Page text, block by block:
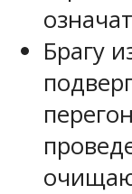
Брагу